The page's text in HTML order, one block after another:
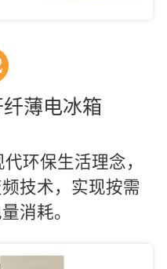
薄电冰箱
环保生活理念，
技术，实现按需
消耗。